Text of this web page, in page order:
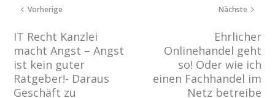
Vorherige
IT Recht Kanzlei
macht Angst – Angst
ist kein guter
Ratgeber!- Daraus
Geschäft zu
Nächste
Ehrlicher
Onlinehandel geht
so! Oder wie ich
einen Fachhandel im
Netz betreibe